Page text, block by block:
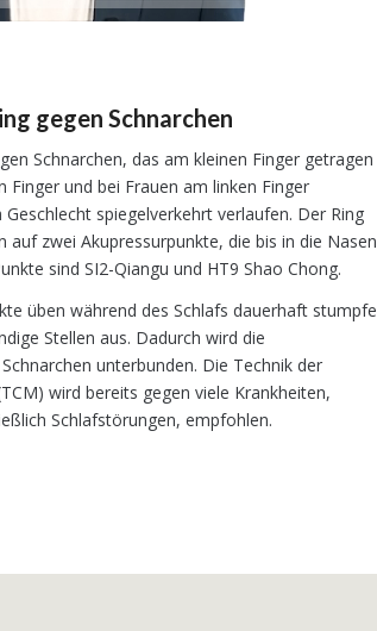
gegen Schnarchen
Schnarchen, das am kleinen Finger getragen
und bei Frauen am linken Finger
spiegelverkehrt verlaufen. Der Ring
zwei Akupressurpunkte, die bis in die
sind SI2-Qiangu und HT9 Shao Chong.
üben während des Schlafs dauerhaft
Stellen aus. Dadurch wird die
unterbunden. Die Technik der
wird bereits gegen viele Krankheiten,
Schlafstörungen, empfohlen.